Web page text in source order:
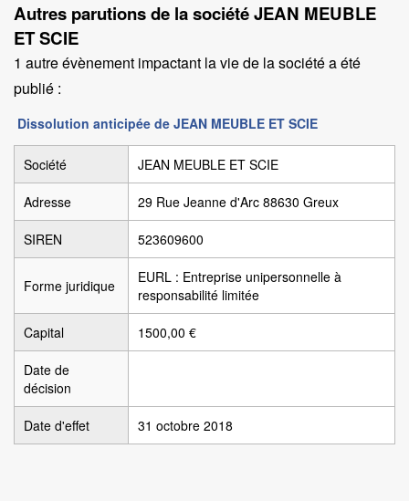
Autres parutions de la société JEAN MEUBLE
ET SCIE
1 autre évènement impactant la vie de la société a été
publié :
Dissolution anticipée de JEAN MEUBLE ET SCIE
Société JEAN MEUBLE ET SCIE
Adresse 29 Rue Jeanne d'Arc 88630 Greux
SIREN 523609600
Forme juridique
EURL : Entreprise unipersonnelle à
responsabilité limitée
Capital 1500,00 €
Date de
décision
Date d'effet 31 octobre 2018